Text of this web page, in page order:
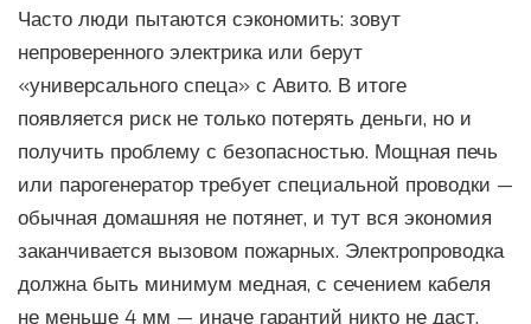
Часто люди пытаются сэкономить: зовут
непроверенного электрика или берут
«универсального спецa» с Авито. В итоге
появляется риск не только потерять деньги, но и
получить проблему с безопасностью. Мощная печь
или парогенератор требует специальной проводки —
обычная домашняя не потянет, и тут вся экономия
заканчивается вызовом пожарных. Электропроводка
должна быть минимум медная, с сечением кабеля
не меньше 4 мм — иначе гарантий никто не даст.